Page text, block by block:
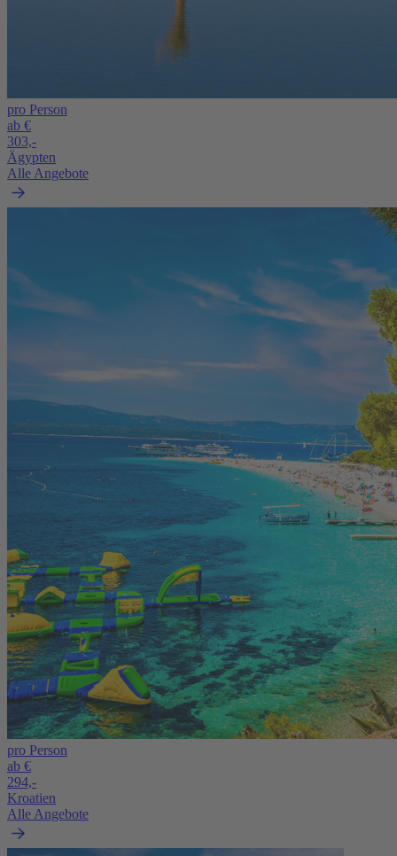
pro Person
ab €
303,-
Ägypten
Alle Angebote
pro Person
ab €
294,-
Kroatien
Alle Angebote